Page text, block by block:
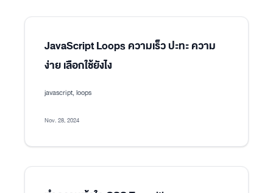
JavaScript Loops ความเร็ว ปะทะ ความ
ง่าย เลือกใช้ยังไง
javascript, loops
Nov. 28, 2024